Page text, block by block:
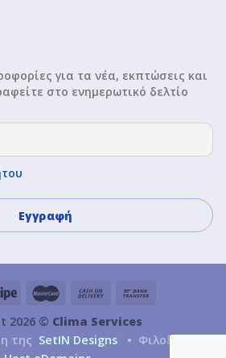
για τα νέα, εκπτώσεις και
στο ενημερωτικό δελτίο
2026 © Clima Services
της SetIN Designs
• Φιλοξενία